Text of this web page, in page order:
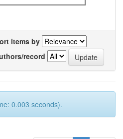
items by
record
0.003 seconds).